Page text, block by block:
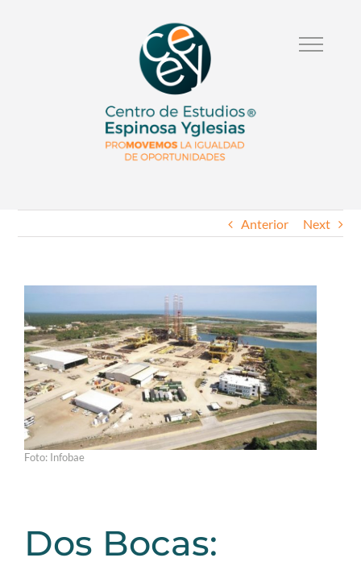
Anterior Next
Foto: Infobae
Dos Bocas: